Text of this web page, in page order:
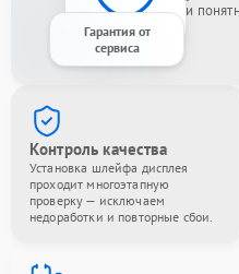
Гарантия от
сервиса
и
Контроль качества
Установка шлейфа дисплея
проходит многоэтапную
проверку — исключаем
недоработки и повторные сбои.